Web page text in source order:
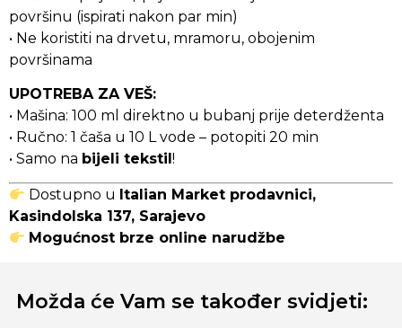
površinu (ispirati nakon par min)
• Ne koristiti na drvetu, mramoru, obojenim
površinama
UPOTREBA ZA VEŠ:
• Mašina: 100 ml direktno u bubanj prije deterdženta
• Ručno: 1 čaša u 10 L vode – potopiti 20 min
• Samo na bijeli tekstil!
Dostupno u Italian Market prodavnici,
Kasindolska 137, Sarajevo
Mogućnost brze online narudžbe
Možda će Vam se također svidjeti: